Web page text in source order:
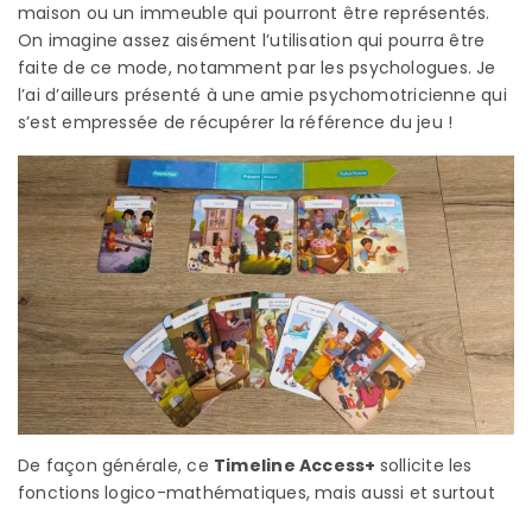
maison ou un immeuble qui pourront être représentés.
On imagine assez aisément l’utilisation qui pourra être
faite de ce mode, notamment par les psychologues. Je
l’ai d’ailleurs présenté à une amie psychomotricienne qui
s’est empressée de récupérer la référence du jeu !
De façon générale, ce Timeline Access+ sollicite les
fonctions logico-mathématiques, mais aussi et surtout